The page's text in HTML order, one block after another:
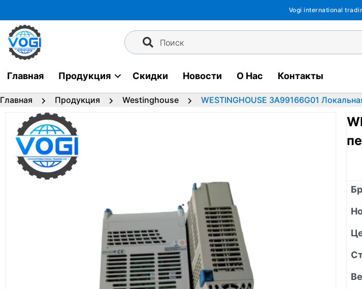
к
содержимому
Vogi international
Поиск
Главная Продукция Скидки Новости О Нас Контакты
Главная Продукция Westinghouse WESTINGHOUSE 3A99166G01